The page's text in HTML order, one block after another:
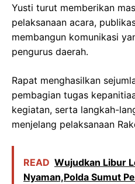
Yusti turut memberikan
pelaksanaan acara,
membangun komunikasi
pengurus daerah.
Rapat menghasilkan
pembagian tugas
kegiatan, serta langkah-
menjelang pelaksanaan
READ Wujudkan Libur
Nyaman,Polda Sumut